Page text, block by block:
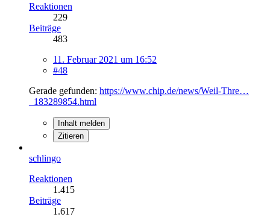
Reaktionen
229
Beiträge
483
11. Februar 2021 um 16:52
#48
Gerade gefunden: https://www.chip.de/news/Weil-Thre…
_183289854.html
Inhalt melden
Zitieren
schlingo
Reaktionen
1.415
Beiträge
1.617